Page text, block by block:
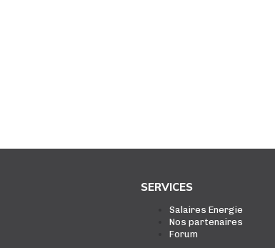
SERVICES
Salaires Energie
Nos partenaires
Forum